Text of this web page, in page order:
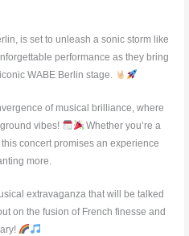
is set to unleash a sonic storm like
performance as they bring
WABE Berlin stage.
of musical brilliance, where
vibes!
Whether you’re a
concert promises an experience
more.
extravaganza that will be talked
on the fusion of French finesse and